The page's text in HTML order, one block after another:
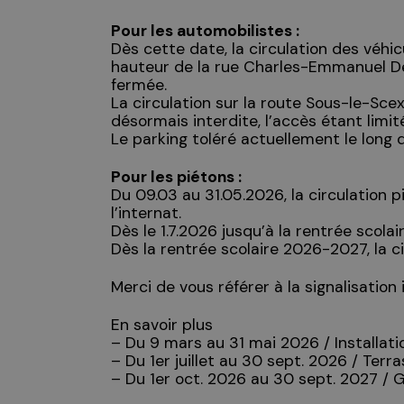
Pour les automobilistes :
Dès cette date, la circulation des
hauteur de la rue Charles-Emmanuel
fermée.
La circulation sur la route Sous-le-
désormais interdite, l’accès étant
Le parking toléré actuellement le long
Pour les piétons :
Du 09.03 au 31.05.2026, la circulation
l’internat.
Dès le 1.7.2026 jusqu’à la rentrée
Dès la rentrée scolaire 2026-2027, la
Merci de vous référer à la signalisation
En savoir plus
– Du 9 mars au 31 mai 2026 /
– Du 1er juillet au 30 sept. 2026 /
– Du 1er oct. 2026 au 30 sept. 2027 /